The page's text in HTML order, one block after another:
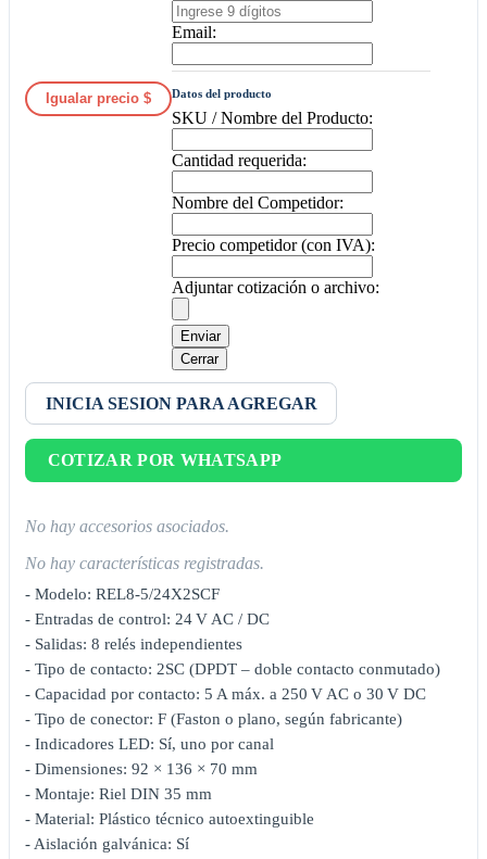
Igualar precio $
Email:
Datos del producto
SKU / Nombre del Producto:
Cantidad requerida:
Nombre del Competidor:
Precio competidor (con IVA):
Adjuntar cotización o archivo:
Enviar
Cerrar
INICIA SESION PARA AGREGAR
COTIZAR POR WHATSAPP
No hay accesorios asociados.
No hay características registradas.
- Modelo: REL8-5/24X2SCF
- Entradas de control: 24 V AC / DC
- Salidas: 8 relés independientes
- Tipo de contacto: 2SC (DPDT – doble contacto conmutado)
- Capacidad por contacto: 5 A máx. a 250 V AC o 30 V DC
- Tipo de conector: F (Faston o plano, según fabricante)
- Indicadores LED: Sí, uno por canal
- Dimensiones: 92 × 136 × 70 mm
- Montaje: Riel DIN 35 mm
- Material: Plástico técnico autoextinguible
- Aislación galvánica: Sí